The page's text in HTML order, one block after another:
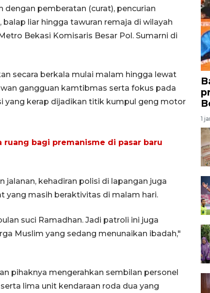
pemberatan (curat), pencurian
balap liar hingga tawuran remaja di wilayah
Bekasi Komisaris Besar Pol. Sumarni di
secara berkala mulai malam hingga lewat
gangguan kamtibmas serta fokus pada
yang kerap dijadikan titik kumpul geng motor
ruang bagi premanisme di pasar baru
jalanan, kehadiran polisi di lapangan juga
yang masih beraktivitas di malam hari.
suci Ramadhan. Jadi patroli ini juga
Muslim yang sedang menunaikan ibadah,"
pihaknya mengerahkan sembilan personel
lima unit kendaraan roda dua yang
1